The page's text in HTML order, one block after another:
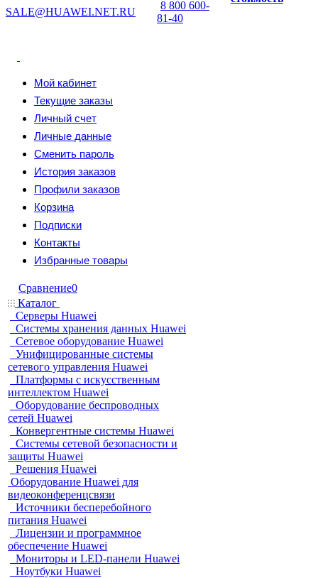
SALE@HUAWEI.NET.RU
8 800 600-
81-40
Мой кабинет
Текущие заказы
Личный счет
Личные данные
Сменить пароль
История заказов
Профили заказов
Корзина
Подписки
Контакты
Избранные товары
Сравнение0
Каталог
Серверы Huawei
Системы хранения данных Huawei
Сетевое оборудование Huawei
Унифицированные системы
сетевого управления Huawei
Платформы с искусственным
интеллектом Huawei
Оборудование беспроводных
сетей Huawei
Конвергентные системы Huawei
Системы сетевой безопасности и
защиты Huawei
Решения Huawei
Оборудование Huawei для
видеоконференцсвязи
Источники бесперебойного
питания Huawei
Лицензии и программное
обеспечение Huawei
Мониторы и LED-панели Huawei
Ноутбуки Huawei